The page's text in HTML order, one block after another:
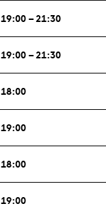
19:00 – 21:30
19:00 – 21:30
18:00
19:00
18:00
19:00